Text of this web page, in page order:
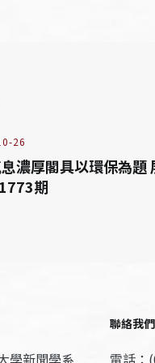
26
濃厚閣具以環保為題
期
學新聞學系
聯絡我們
電話：